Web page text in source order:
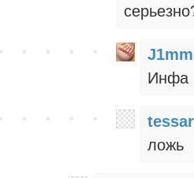
J1mm
Инфа
ложь